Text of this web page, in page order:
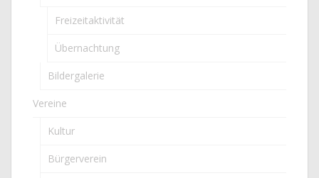
Freizeitaktivität
Übernachtung
Bildergalerie
Vereine
Kultur
Bürgerverein